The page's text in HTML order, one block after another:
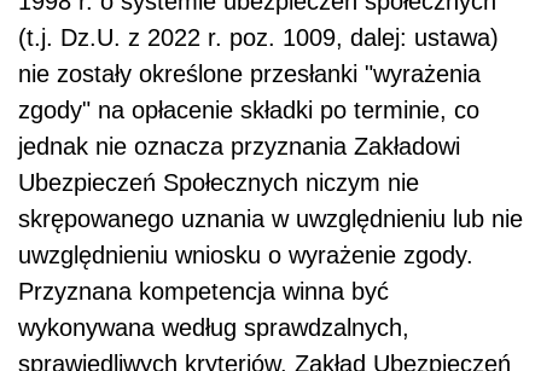
(t.j. Dz.U. z 2022 r. poz. 1009, dalej: ustawa)
nie zostały określone przesłanki "wyrażenia
zgody" na opłacenie składki po terminie, co
jednak nie oznacza przyznania Zakładowi
Ubezpieczeń Społecznych niczym nie
skrępowanego uznania w uwzględnieniu lub nie
uwzględnieniu wniosku o wyrażenie zgody.
Przyznana kompetencja winna być
wykonywana według sprawdzalnych,
sprawiedliwych kryteriów. Zakład Ubezpieczeń